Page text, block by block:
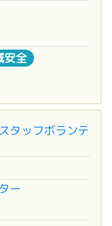
５:００〜１
前４５８－
す。
られていますの
可能な限り、相
）
ません）
。
日曜日に変更
にてご案
００～１６：
００～１５：
場
安全
タッフボランテ
ー